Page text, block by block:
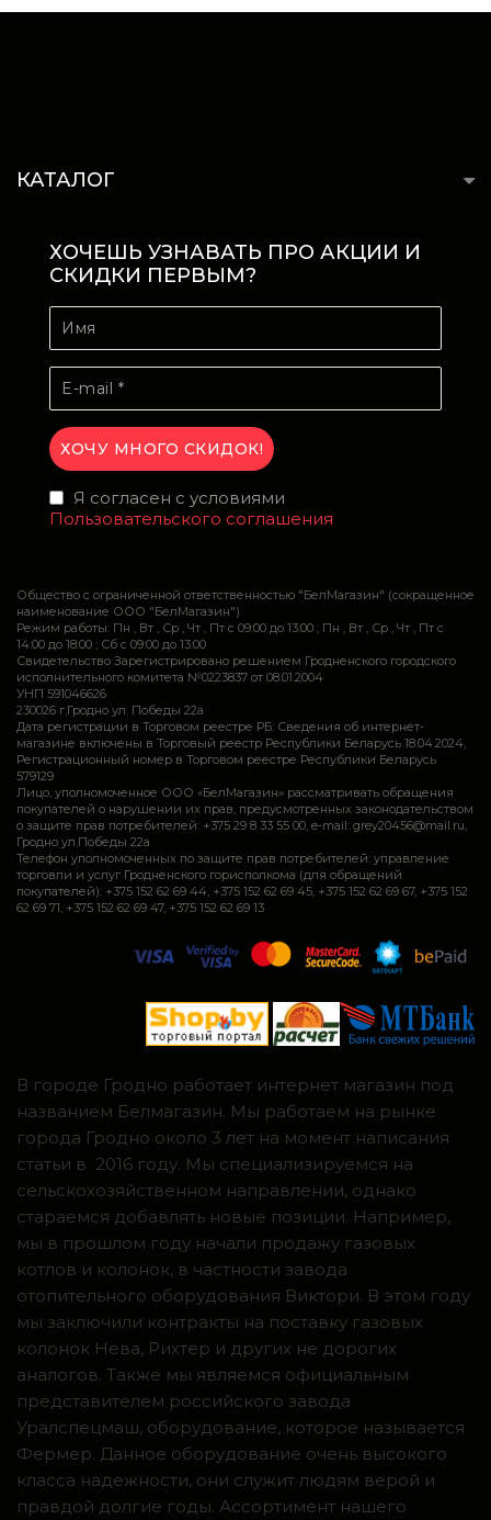
КАТАЛОГ
ХОЧЕШЬ УЗНАВАТЬ ПРО АКЦИИ И
СКИДКИ ПЕРВЫМ?
Я согласен с условиями
Пользовательского соглашения
Общество с ограниченной ответственностью "БелМагазин" (сокращенное
наименование ООО "БелМагазин")
Режим работы: Пн , Вт , Ср , Чт , Пт c 09:00 до 13:00 ; Пн , Вт , Ср , Чт , Пт c
14:00 до 18:00 ; Сб c 09:00 до 13:00
Свидетельство Зарегистрировано решением Гродненского городского
исполнительного комитета №0223837 от 08.01.2004
УНП 591046626
230026 г.Гродно ул. Победы 22а
Дата регистрации в Торговом реестре РБ: Сведения об интернет-
магазине включены в Торговый реестр Республики Беларусь 18.04.2024,
Регистрационный номер в Торговом реестре Республики Беларусь
579129
Лицо, уполномоченное ООО «БелМагазин» рассматривать обращения
покупателей о нарушении их прав, предусмотренных законодательством
о защите прав потребителей: +375 29 8 33 55 00, e-mail: grey20456@mail.ru,
Гродно ул.Победы 22а
Телефон уполномоченных по защите прав потребителей: управление
торговли и услуг Гродненского горисполкома (для обращений
покупателей): +375 152 62 69 44, +375 152 62 69 45, +375 152 62 69 67, +375 152
62 69 71, +375 152 62 69 47, +375 152 62 69 13
В городе Гродно работает интернет магазин под
названием Белмагазин. Мы работаем на рынке
города Гродно около 3 лет на момент написания
статьи в 2016 году. Мы специализируемся на
сельскохозяйственном направлении, однако
стараемся добавлять новые позиции. Например,
мы в прошлом году начали продажу газовых
котлов и колонок, в частности завода
отопительного оборудования Виктори. В этом году
мы заключили контракты на поставку газовых
колонок Нева, Рихтер и других не дорогих
аналогов. Также мы являемся официальным
представителем российского завода
Уралспецмаш, оборудование, которое называется
Фермер. Данное оборудование очень высокого
класса надежности, они служит людям верой и
правдой долгие годы. Ассортимент нашего